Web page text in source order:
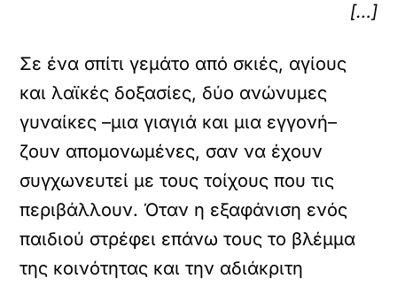
[…]
Σε ένα σπίτι γεμάτο από σκιές, αγίους
και λαϊκές δοξασίες, δύο ανώνυμες
γυναίκες –μια γιαγιά και μια εγγονή–
ζουν απομονωμένες, σαν να έχουν
συγχωνευτεί με τους τοίχους που τις
περιβάλλουν. Όταν η εξαφάνιση ενός
παιδιού στρέφει επάνω τους το βλέμμα
της κοινότητας και την αδιάκριτη